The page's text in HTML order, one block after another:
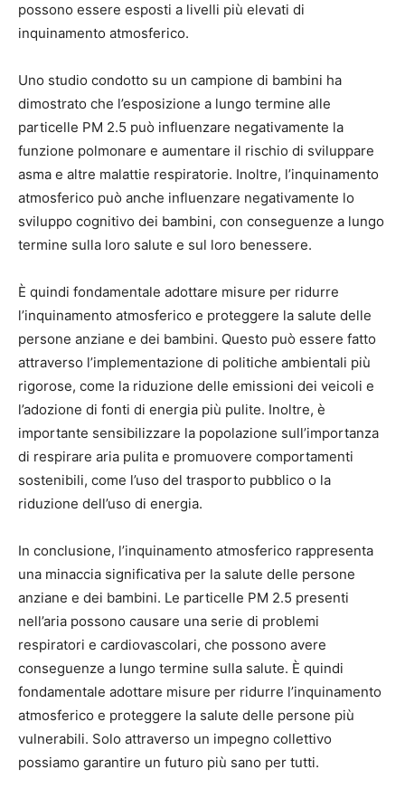
possono essere esposti a livelli più elevati di
inquinamento atmosferico.
Uno studio condotto su un campione di bambini ha
dimostrato che l’esposizione a lungo termine alle
particelle PM 2.5 può influenzare negativamente la
funzione polmonare e aumentare il rischio di sviluppare
asma e altre malattie respiratorie. Inoltre, l’inquinamento
atmosferico può anche influenzare negativamente lo
sviluppo cognitivo dei bambini, con conseguenze a lungo
termine sulla loro salute e sul loro benessere.
È quindi fondamentale adottare misure per ridurre
l’inquinamento atmosferico e proteggere la salute delle
persone anziane e dei bambini. Questo può essere fatto
attraverso l’implementazione di politiche ambientali più
rigorose, come la riduzione delle emissioni dei veicoli e
l’adozione di fonti di energia più pulite. Inoltre, è
importante sensibilizzare la popolazione sull’importanza
di respirare aria pulita e promuovere comportamenti
sostenibili, come l’uso del trasporto pubblico o la
riduzione dell’uso di energia.
In conclusione, l’inquinamento atmosferico rappresenta
una minaccia significativa per la salute delle persone
anziane e dei bambini. Le particelle PM 2.5 presenti
nell’aria possono causare una serie di problemi
respiratori e cardiovascolari, che possono avere
conseguenze a lungo termine sulla salute. È quindi
fondamentale adottare misure per ridurre l’inquinamento
atmosferico e proteggere la salute delle persone più
vulnerabili. Solo attraverso un impegno collettivo
possiamo garantire un futuro più sano per tutti.